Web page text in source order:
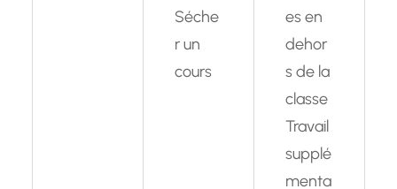
Séche
r un
cours
es en
dehor
s de la
classe
Travail
supplé
menta